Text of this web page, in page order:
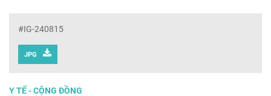
#IG-240815
JPG
Y TẾ - CỘNG ĐỒNG